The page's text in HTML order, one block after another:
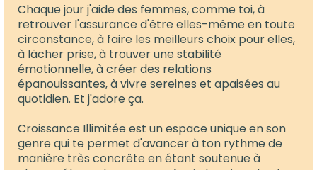
Chaque jour j'aide des femmes, comme toi, à
retrouver l'assurance d'être elles-même en toute
circonstance, à faire les meilleurs choix pour elles,
à lâcher prise, à trouver une stabilité
émotionnelle, à créer des relations
épanouissantes, à vivre sereines et apaisées au
quotidien. Et j'adore ça.
Croissance Illimitée est un espace unique en son
genre qui te permet d'avancer à ton rythme de
manière très concrête en étant soutenue à